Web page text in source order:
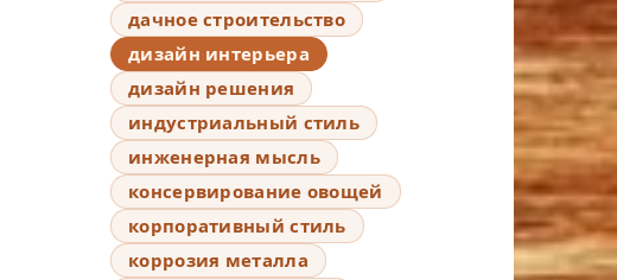
дачное строительство
дизайн интерьера
дизайн решения
индустриальный стиль
инженерная мысль
консервирование овощей
корпоративный стиль
коррозия металла